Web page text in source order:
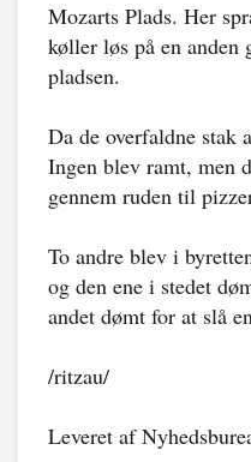
Mozarts Plads. Her
køller løs på en anden
pladsen.
Da de overfaldne stak
Ingen blev ramt, men
gennem ruden til
To andre blev i
og den ene i stedet
andet dømt for at slå
/ritzau/
Leveret af